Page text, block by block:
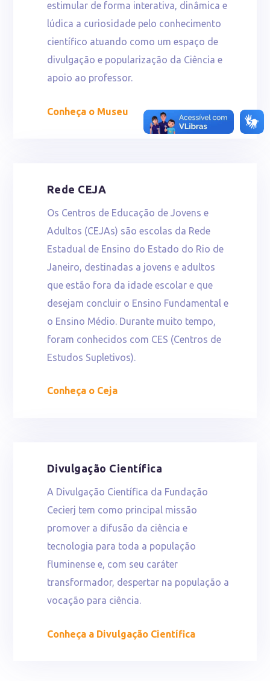
estimular de forma interativa, dinâmica e
lúdica a curiosidade pelo conhecimento
científico atuando como um espaço de
divulgação e popularização da Ciência e
apoio ao professor.
Conheça o Museu
Rede CEJA
Os Centros de Educação de Jovens e
Adultos (CEJAs) são escolas da Rede
Estadual de Ensino do Estado do Rio de
Janeiro, destinadas a jovens e adultos
que estão fora da idade escolar e que
desejam concluir o Ensino Fundamental e
o Ensino Médio. Durante muito tempo,
foram conhecidos com CES (Centros de
Estudos Supletivos).
Conheça o Ceja
Divulgação Científica
A Divulgação Científica da Fundação
Cecierj tem como principal missão
promover a difusão da ciência e
tecnologia para toda a população
fluminense e, com seu caráter
transformador, despertar na população a
vocação para ciência.
Conheça a Divulgação Científica